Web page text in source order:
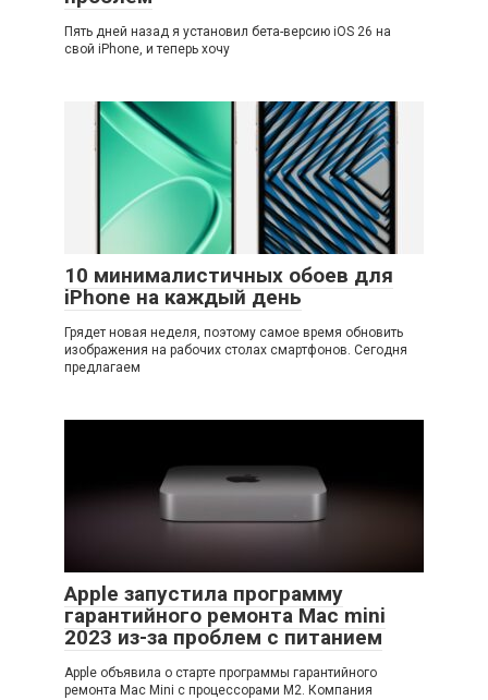
Пять дней назад я установил бета-версию iOS 26 на
свой iPhone, и теперь хочу
10 минималистичных обоев для
iPhone на каждый день
Грядет новая неделя, поэтому самое время обновить
изображения на рабочих столах смартфонов. Сегодня
предлагаем
Apple запустила программу
гарантийного ремонта Mac mini
2023 из-за проблем с питанием
Apple объявила о старте программы гарантийного
ремонта Mac Mini с процессорами M2. Компания